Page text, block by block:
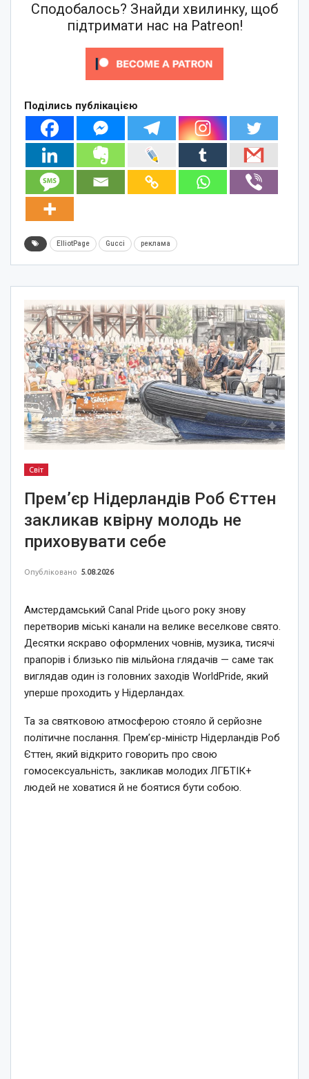
Сподобалось? Знайди хвилинку, щоб
підтримати нас на Patreon!
Поділись публікацією
ElliotPage Gucci реклама
Світ
Прем’єр Нідерландів Роб Єттен
закликав квірну молодь не
приховувати себе
Опубліковано 5.08.2026
Амстердамський Canal Pride цього року знову
перетворив міські канали на велике веселкове свято.
Десятки яскраво оформлених човнів, музика, тисячі
прапорів і близько пів мільйона глядачів — саме так
виглядав один із головних заходів WorldPride, який
уперше проходить у Нідерландах.
Та за святковою атмосферою стояло й серйозне
політичне послання. Прем’єр-міністр Нідерландів Роб
Єттен, який відкрито говорить про свою
гомосексуальність, закликав молодих ЛГБТІК+
людей не ховатися й не боятися бути собою.